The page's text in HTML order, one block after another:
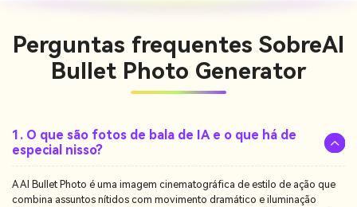
Perguntas frequentes SobreAI
Bullet Photo Generator
1. O que são fotos de bala de IA e o que há de
especial nisso?
A AI Bullet Photo é uma imagem cinematográfica de estilo de ação que
combina assuntos nítidos com movimento dramático e iluminação